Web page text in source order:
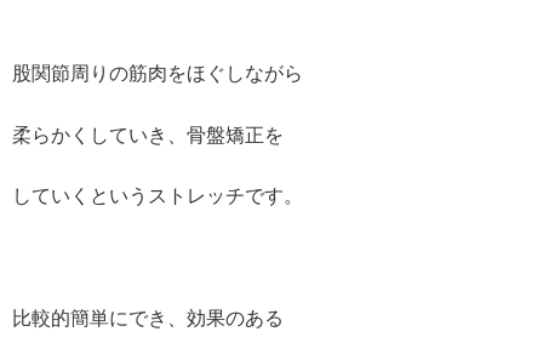
股関節周りの筋肉をほぐしながら
柔らかくしていき、骨盤矯正を
していくというストレッチです。
比較的簡単にでき、効果のある